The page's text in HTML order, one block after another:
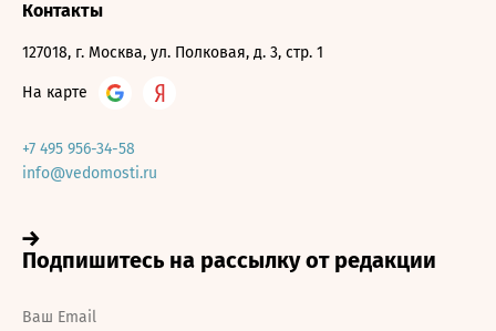
Контакты
127018, г. Москва, ул. Полковая, д. 3, стр. 1
На карте
+7 495 956-34-58
info@vedomosti.ru